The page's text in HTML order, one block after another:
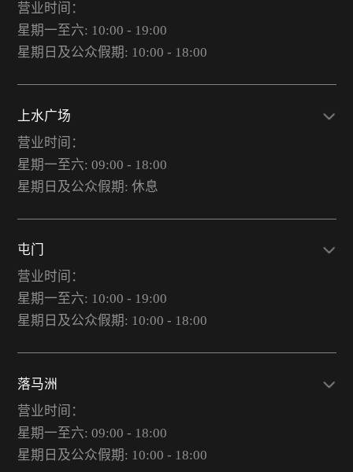
营业时间：
星期一至六: 10:00 - 19:00
星期日及公众假期: 10:00 - 18:00
上水广场
营业时间：
星期一至六: 09:00 - 18:00
星期日及公众假期: 休息
屯门
营业时间：
星期一至六: 10:00 - 19:00
星期日及公众假期: 10:00 - 18:00
落马洲
营业时间：
星期一至六: 09:00 - 18:00
星期日及公众假期: 10:00 - 18:00